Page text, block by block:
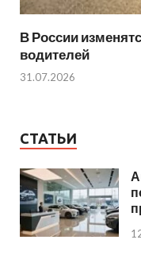
В России
водителей
31.07.2026
СТАТЬИ